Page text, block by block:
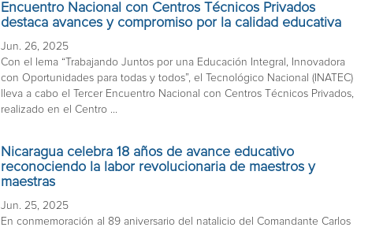
Encuentro Nacional con Centros Técnicos Privados
destaca avances y compromiso por la calidad educativa
Jun. 26, 2025
Con el lema “Trabajando Juntos por una Educación Integral, Innovadora
con Oportunidades para todas y todos”, el Tecnológico Nacional (INATEC)
lleva a cabo el Tercer Encuentro Nacional con Centros Técnicos Privados,
realizado en el Centro ...
Nicaragua celebra 18 años de avance educativo
reconociendo la labor revolucionaria de maestros y
maestras
Jun. 25, 2025
En conmemoración al 89 aniversario del natalicio del Comandante Carlos